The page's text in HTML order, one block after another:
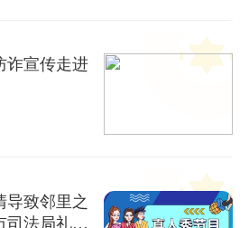
诈宣传走进
导致邻里之
司法局礼纪